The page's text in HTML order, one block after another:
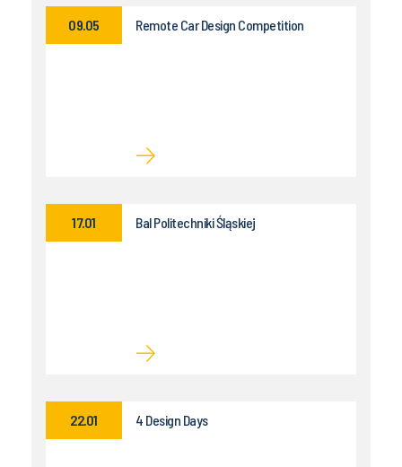
Remote Car Design Competition
09.05
Bal Politechniki Śląskiej
17.01
4 Design Days
22.01